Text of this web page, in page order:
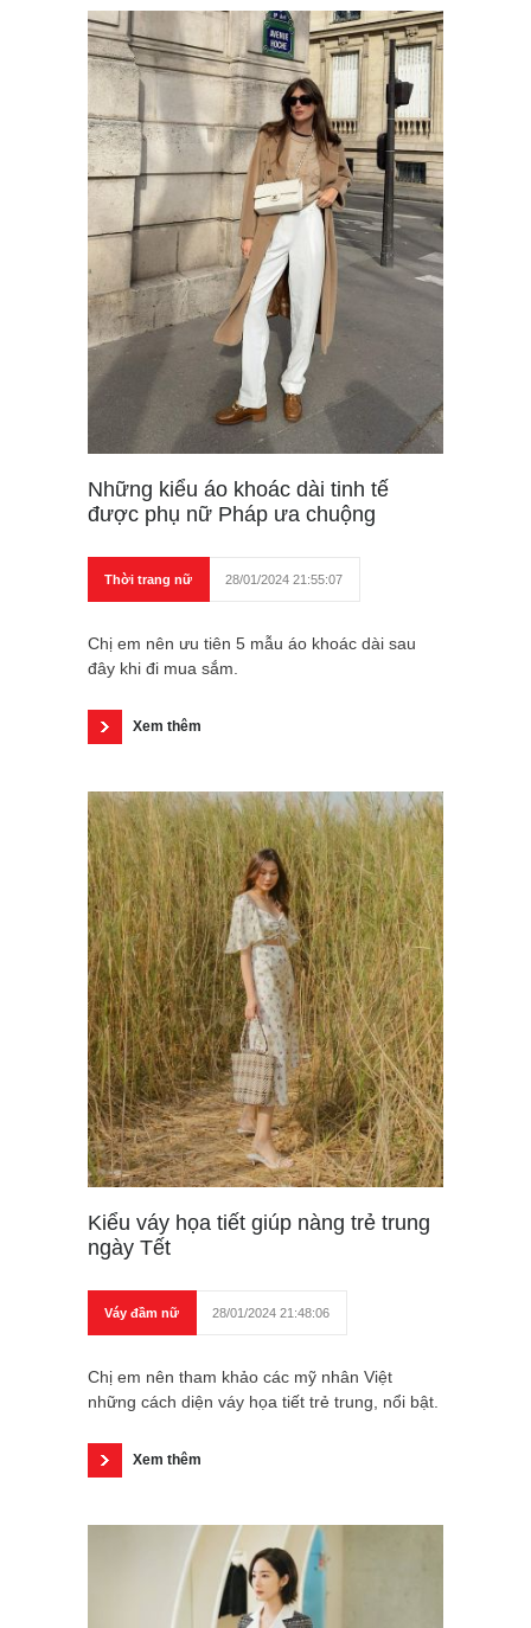
Những kiểu áo khoác dài tinh tế
được phụ nữ Pháp ưa chuộng
Thời trang nữ 28/01/2024 21:55:07
Chị em nên ưu tiên 5 mẫu áo khoác dài sau
đây khi đi mua sắm.
Xem thêm
Kiểu váy họa tiết giúp nàng trẻ trung
ngày Tết
Váy đầm nữ 28/01/2024 21:48:06
Chị em nên tham khảo các mỹ nhân Việt
những cách diện váy họa tiết trẻ trung, nổi bật.
Xem thêm